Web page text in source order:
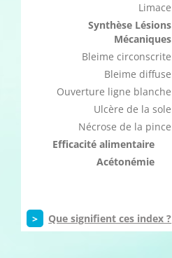
Limace
Synthèse Lésions
Mécaniques
Bleime circonscrite
Bleime diffuse
Ouverture ligne blanche
Ulcère de la sole
Nécrose de la pince
Efficacité alimentaire
Acétonémie
> Que signifient ces index ?